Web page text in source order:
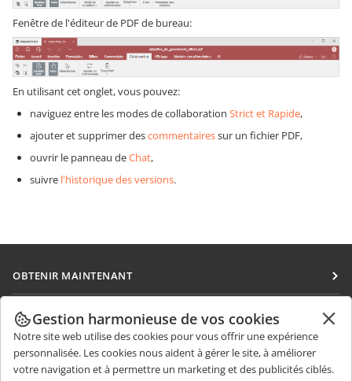
Fenêtre de l'éditeur de PDF de bureau:
En utilisant cet onglet, vous pouvez:
naviguez entre les modes de collaboration Strict et Rapide,
ajouter et supprimer descommentairessur un fichier PDF,
ouvrir le panneau deChat,
suivre l'historique des versions.
OBTENIR MAINTENANT
Docs
DocSpace
Workspace
COLLABORATION
Pour les contributeurs
Pour les traducteurs
OBTENIR DES NOUVELLES
Blog
Gestion harmonieuse de vos cookies
Notre site web utilise des cookies pour vous offrir une expérience
personnalisée. Les cookies nous aident à gérer le site, à améliorer
votre navigation et à permettre un marketing et des publicités ciblés.